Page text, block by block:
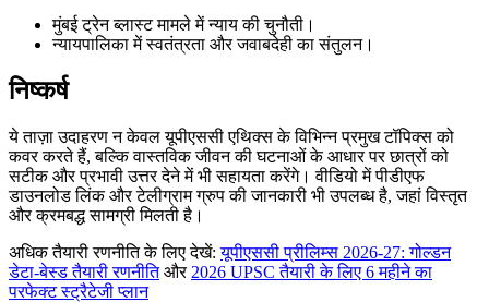
मुंबई ट्रेन ब्लास्ट मामले में न्याय की चुनौती।
न्यायपालिका में स्वतंत्रता और जवाबदेही का संतुलन।
निष्कर्ष
ये ताज़ा उदाहरण न केवल यूपीएससी एथिक्स के विभिन्न प्रमुख टॉपिक्स को
कवर करते हैं, बल्कि वास्तविक जीवन की घटनाओं के आधार पर छात्रों को
सटीक और प्रभावी उत्तर देने में भी सहायता करेंगे। वीडियो में पीडीएफ
डाउनलोड लिंक और टेलीग्राम ग्रुप की जानकारी भी उपलब्ध है, जहां विस्तृत
और क्रमबद्ध सामग्री मिलती है।
अधिक तैयारी रणनीति के लिए देखें:यूपीएससी प्रीलिम्स 2026-27: गोल्डन
डेटा-बेस्ड तैयारी रणनीतिऔर 2026 UPSC तैयारी के लिए 6 महीने का
परफेक्ट स्ट्रैटेजी प्लान